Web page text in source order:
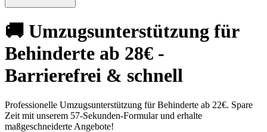
🚚 Umzugsunterstützung für
Behinderte ab 28€ -
Barrierefrei & schnell
Professionelle Umzugsunterstützung für Behinderte ab 22€. Spare
Zeit mit unserem 57-Sekunden-Formular und erhalte
maßgeschneiderte Angebote!